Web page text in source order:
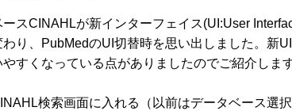
スCINAHLが新インターフェイス(UI:User
り、PubMedのUI切替時を思い出しました。新
すくなっている点がありましたのでご紹介します
検索画面に入れる（以前はデータベース選択